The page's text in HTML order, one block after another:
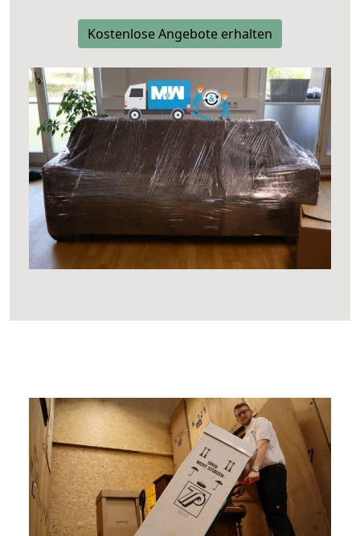
Kostenlose Angebote erhalten